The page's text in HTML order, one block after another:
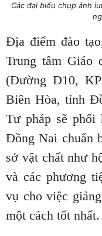
Các đại biểu chụp ảnh
Địa điểm đào
Trung tâm Giáo
(Đường D10,
Biên Hòa, tỉnh
Tư pháp sẽ
Đồng Nai chuẩn
sở vật chất như
và các phương
vụ cho việc
một cách tốt nhất.